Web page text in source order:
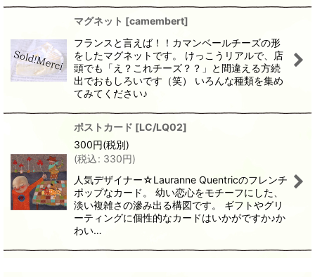
マグネット [camembert]
フランスと言えば！！カマンベールチーズの形
をしたマグネットです。 けっこうリアルで、店
頭でも「え？これチーズ？？」と間違える方続
出でおもしろいです（笑） いろんな種類を集め
てみてください♪
ポストカード [LC/LQ02]
300円(税別)
(税込: 330円)
人気デザイナー☆Lauranne Quentricのフレンチ
ポップなカード。 幼い恋心をモチーフにした、
淡い複雑さの滲み出る構図です。 ギフトやグリ
ーティングに個性的なカードはいかがですか♪か
わい…